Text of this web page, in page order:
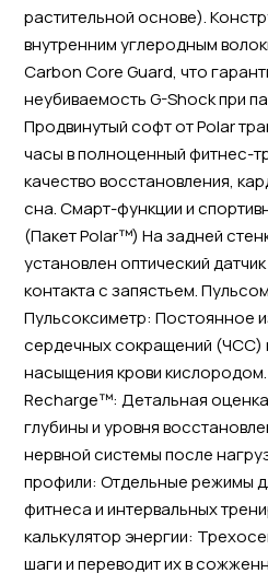
растительной основе).
внутренним углеродным
Carbon Core Guard, что
неубиваемость G-Shock при
Продвинутый софт от Polar
часы в полноценный фитнес-
качество восстановления,
сна. Смарт-функции и
(Пакет Polar™) На задней
установлен оптический
контакта с запястьем.
Пульсоксиметр: Постоянное
сердечных сокращений (ЧСС)
насыщения крови
Recharge™: Детальная
глубины и уровня
нервной системы после
профили: Отдельные режимы
фитнеса и интервальных
калькулятор энергии:
шаги и переводит их в